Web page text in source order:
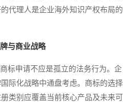
代理人是企业海外知识产权布局的
与商业战略
申请不应是孤立的法务行为。企
际化战略中通盘考虑。商标的选择
类别应覆盖当前核心产品及未来可